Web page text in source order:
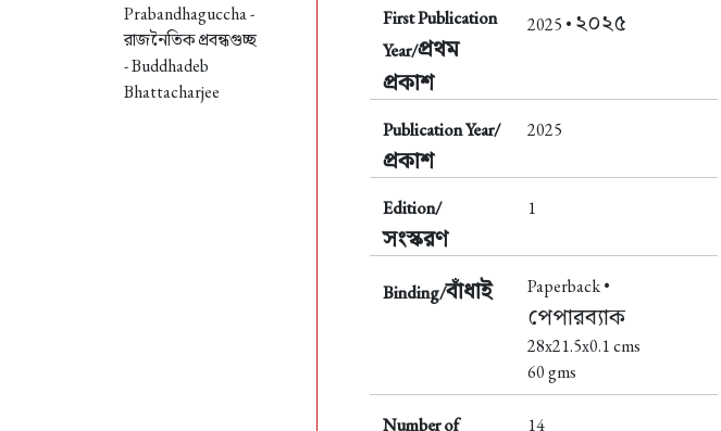
Prabandhaguccha -
রাজনৈতিক প্রবন্ধগুচ্ছ
- Buddhadeb
Bhattacharjee
First Publication
Year/প্রথম
প্রকাশ
2025 • ২০২৫
Publication Year/
প্রকাশ
2025
Edition/
সংস্করণ
1
Binding/বাঁধাই Paperback •
পেপারব্যাক
28x21.5x0.1 cms
60 gms
Number of
14